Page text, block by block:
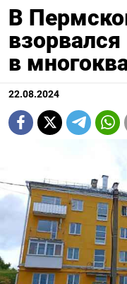
В
взорвался
в
22.08.2024